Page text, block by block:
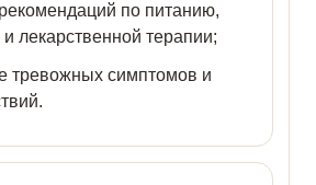
по питанию,
и лекарственной терапии;
тревожных симптомов и